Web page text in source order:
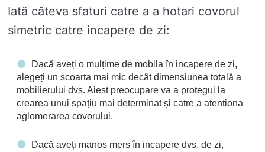
Iată câteva sfaturi catre a a hotari covorul
simetric catre incapere de zi:
Dacă aveți o mulțime de mobila în incapere de zi,
alegeți un scoarta mai mic decât dimensiunea totală a
mobilierului dvs. Aiest preocupare va a protegui la
crearea unui spațiu mai determinat și catre a atentiona
aglomerarea covorului.
Dacă aveți manos mers în incapere dvs. de zi,